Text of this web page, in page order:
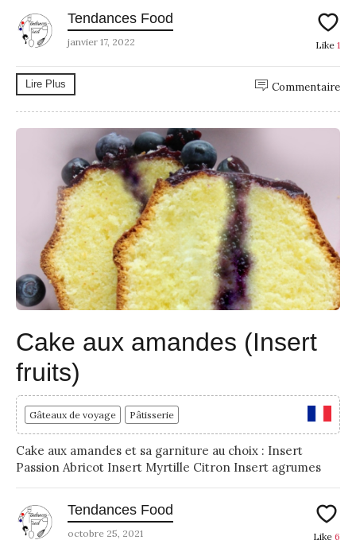
Tendances Food
janvier 17, 2022 Like 1
Lire Plus Commentaire
Cake aux amandes (Insert
fruits)
Gâteaux de voyage Pâtisserie
Cake aux amandes et sa garniture au choix : Insert
Passion Abricot Insert Myrtille Citron Insert agrumes
Tendances Food
octobre 25, 2021 Like 6